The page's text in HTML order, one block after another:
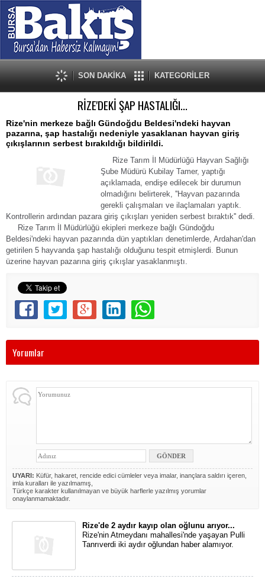
SON DAKİKA KATEGORİLER
RİZE'DEKİ ŞAP HASTALIĞI...
Rize'nin merkeze bağlı Gündoğdu Beldesi'ndeki hayvan
pazarına, şap hastalığı nedeniyle yasaklanan hayvan giriş
çıkışlarının serbest bırakıldığı bildirildi.
Rize Tarım İl Müdürlüğü Hayvan Sağlığı
Şube Müdürü Kubilay Tamer, yaptığı
açıklamada, endişe edilecek bir durumun
olmadığını belirterek, ''Hayvan pazarında
gerekli çalışmaları ve ilaçlamaları yaptık.
Kontrollerin ardından pazara giriş çıkışları yeniden serbest bıraktık'' dedi.
Rize Tarım İl Müdürlüğü ekipleri merkeze bağlı Gündoğdu
Beldesi'ndeki hayvan pazarında dün yaptıkları denetimlerde, Ardahan'dan
getirilen 5 hayvanda şap hastalığı olduğunu tespit etmişlerdi. Bunun
üzerine hayvan pazarına giriş çıkışlar yasaklanmıştı.
Yorumlar
UYARI: Küfür, hakaret, rencide edici cümleler veya imalar, inançlara saldırı içeren,
imla kuralları ile yazılmamış,
Türkçe karakter kullanılmayan ve büyük harflerle yazılmış yorumlar
onaylanmamaktadır.
Rize'de 2 aydır kayıp olan oğlunu arıyor...
Rize'nin Atmeydanı mahallesi'nde yaşayan Pulli
Tanrıverdi iki aydır oğlundan haber alamıyor.